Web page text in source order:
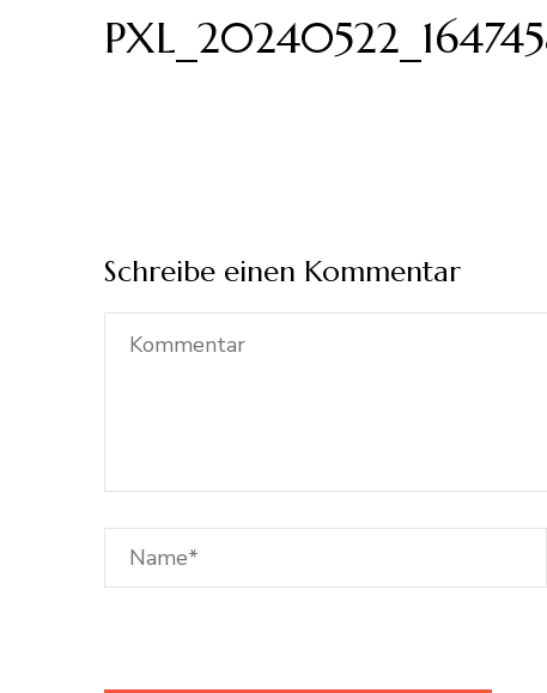
Schreibe einen Kommentar